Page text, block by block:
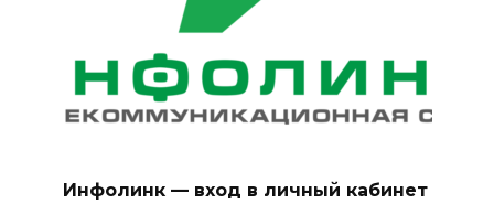
Инфолинк — вход в личный кабинет